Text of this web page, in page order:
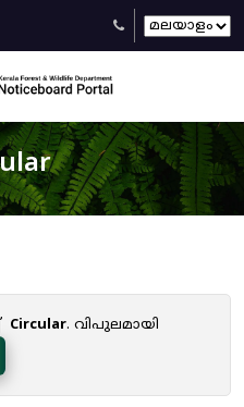
Circular. വിപുലമായി